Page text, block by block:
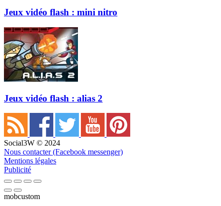
Jeux vidéo flash : mini nitro
Jeux vidéo flash : alias 2
Social3W © 2024
Nous contacter (Facebook messenger)
Mentions légales
Publicité
mobcustom